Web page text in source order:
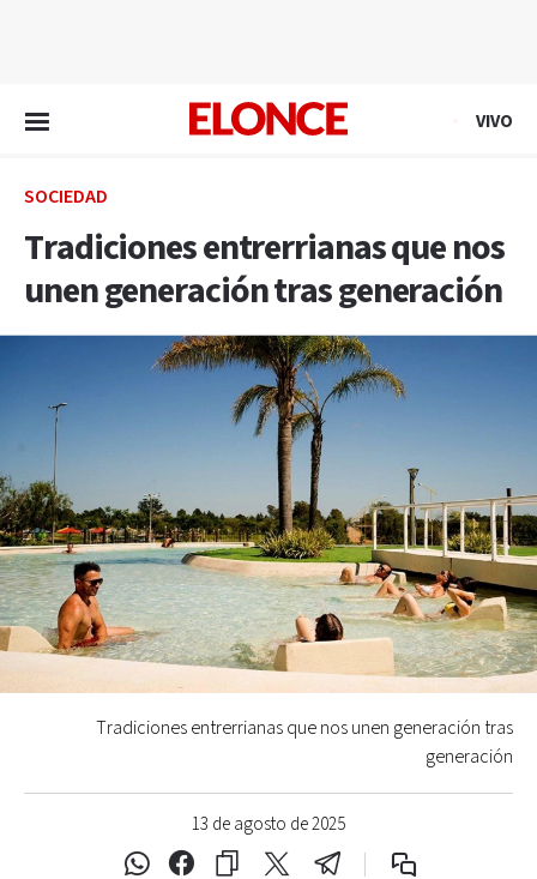
VIVO
SOCIEDAD
Tradiciones entrerrianas que nos
unen generación tras generación
13 de agosto de 2025
Tradiciones entrerrianas que nos unen generación tras
generación